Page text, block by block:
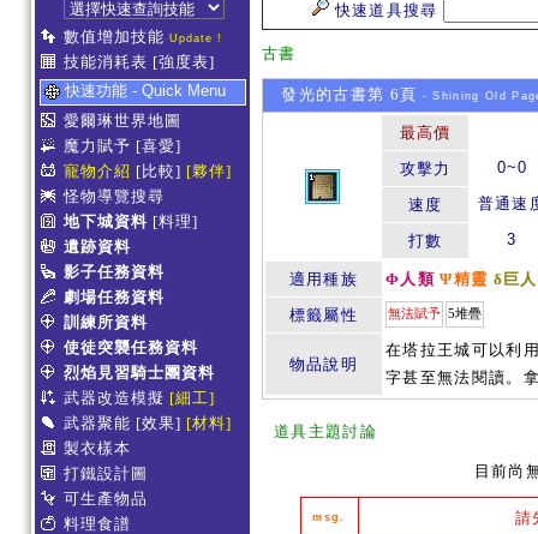
數值增加技能 Update !
技能消耗表 [強度表]
快速功能 - Quick Menu
愛爾琳世界地圖
魔力賦予 [喜愛]
寵物介紹 [比較] [夥伴]
怪物導覽搜尋
地下城資料 [料理]
遺跡資料
影子任務資料
劇場任務資料
訓練所資料
使徒突襲任務資料
烈焰見習騎士團資料
武器改造模擬 [細工]
武器聚能 [效果] [材料]
製衣樣本
打鐵設計圖
可生產物品
料理食譜
快速道具搜尋
古書
發光的古書第 6頁 - Shining Old
最高價
攻擊力
0~0
速度 普通速
打數 3
適用種族 Φ人類 Ψ精靈 δ巨人
標籤屬性
無法賦予 5堆疊
物品說明
在塔拉王城可以利
字甚至無法閱讀。
道具主題討論
目前尚
msg. 請